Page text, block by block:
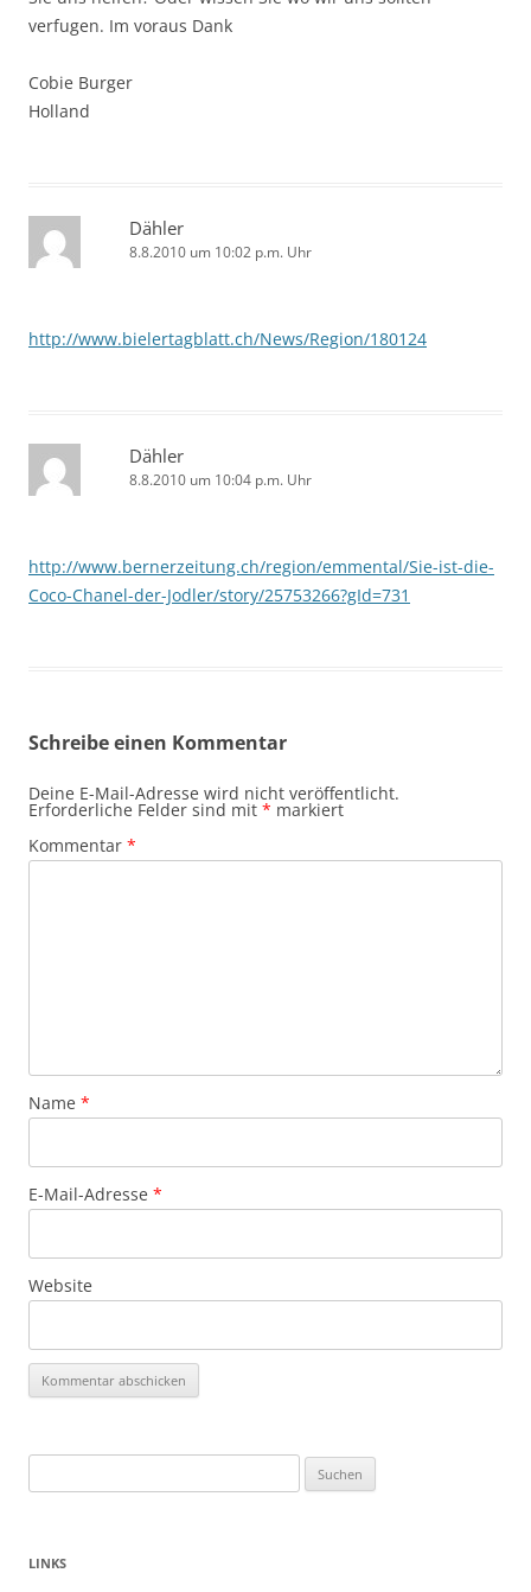
verfugen. Im voraus Dank
Cobie Burger
Holland
Dähler
8.8.2010 um 10:02 p.m. Uhr
http://www.bielertagblatt.ch/News/Region/180124
Dähler
8.8.2010 um 10:04 p.m. Uhr
http://www.bernerzeitung.ch/region/emmental/Sie-ist-die-
Coco-Chanel-der-Jodler/story/25753266?gId=731
Schreibe einen Kommentar
Deine E-Mail-Adresse wird nicht veröffentlicht.
Erforderliche Felder sind mit * markiert
Kommentar *
Name *
E-Mail-Adresse *
Website
nach:
LINKS